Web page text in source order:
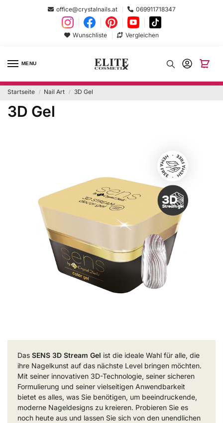
office@crystalnails.at 069911718347
Wunschliste Vergleichen
MENU
Startseite / Nail Art / 3D Gel
3D Gel
Das SENS 3D Stream Gel ist die ideale Wahl für alle, die
ihre Nagelkunst auf das nächste Level bringen möchten.
Mit seiner innovativen 3D-Technologie, seiner sicheren
Formulierung und seiner vielseitigen Anwendbarkeit
bietet es alles, was Sie benötigen, um beeindruckende,
moderne Nageldesigns zu kreieren. Probieren Sie es
noch heute aus und lassen Sie sich von den unendlichen